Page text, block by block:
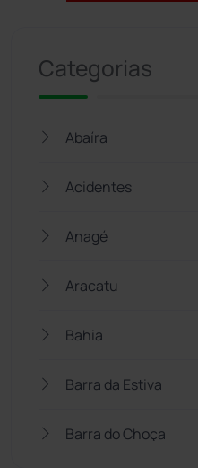
Categorias
Abaíra
Acidentes
Anagé
Aracatu
Bahia
Barra da Estiva
Barra do Choça